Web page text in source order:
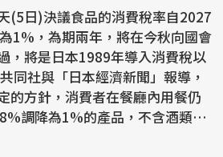
(5日)決議食品的消費稅率自2027
1%，為期兩年，將在今秋向國會
，將是日本1989年導入消費稅以
的方針，消費者在餐廳內用餐仍
調降為1%的產品，不含酒類與